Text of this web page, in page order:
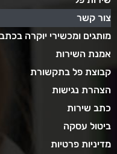
צור קשר
מותגים ומכשירי יוקרה
אמנת השירות
קבוצת פל בתקשורת
הצהרת נגישות
כתב שירות
ביטול עסקה
מדיניות פרטיות